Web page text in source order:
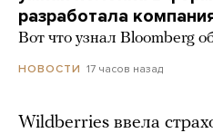
разработала
Вот что узнал Bloomberg
НОВОСТИ 17 часов назад
Wildberries ввела